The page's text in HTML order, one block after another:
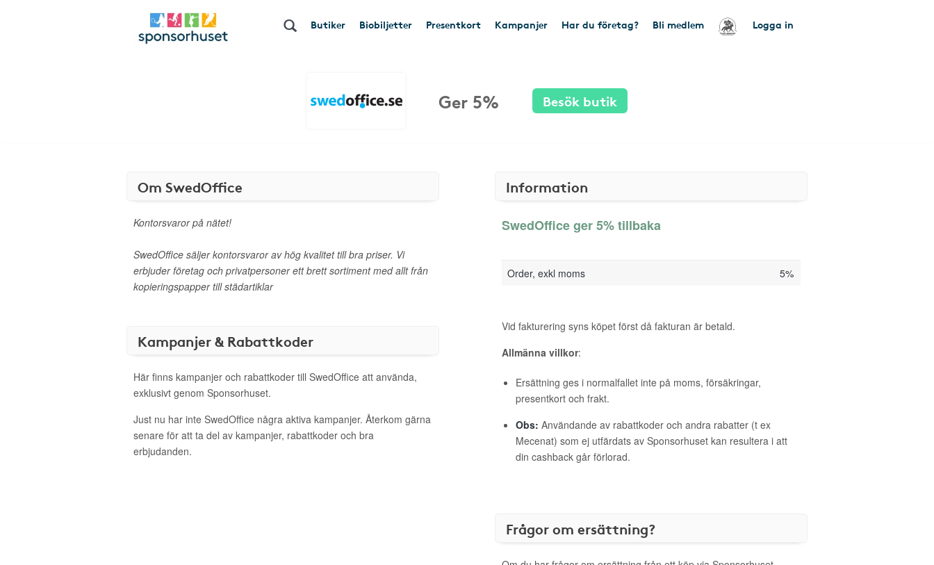
Butiker Biobiljetter Presentkort Kampanjer Har du företag? Bli medlem Logga in
Ger 5% Besök butik
Om SwedOffice
Kontorsvaror på nätet!
SwedOffice säljer kontorsvaror av hög kvalitet till bra priser. Vi
erbjuder företag och privatpersoner ett brett sortiment med allt från
kopieringspapper till städartiklar
Kampanjer & Rabattkoder
Här finns kampanjer och rabattkoder till SwedOffice att använda,
exklusivt genom Sponsorhuset.
Just nu har inte SwedOffice några aktiva kampanjer. Återkom gärna
senare för att ta del av kampanjer, rabattkoder och bra
erbjudanden.
Information
SwedOffice ger 5% tillbaka
Order, exkl moms 5%
Vid fakturering syns köpet först då fakturan är betald.
Allmänna villkor:
Ersättning ges i normalfallet inte på moms, försäkringar,
presentkort och frakt.
Obs: Användande av rabattkoder och andra rabatter (t ex
Mecenat) som ej utfärdats av Sponsorhuset kan resultera i att
din cashback går förlorad.
Frågor om ersättning?